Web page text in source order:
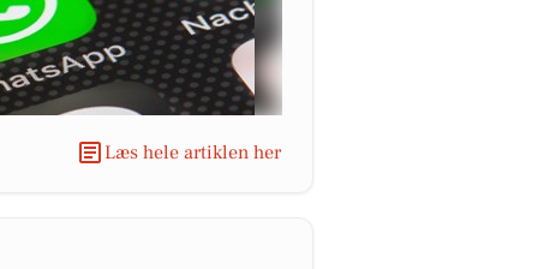
Læs hele artiklen her